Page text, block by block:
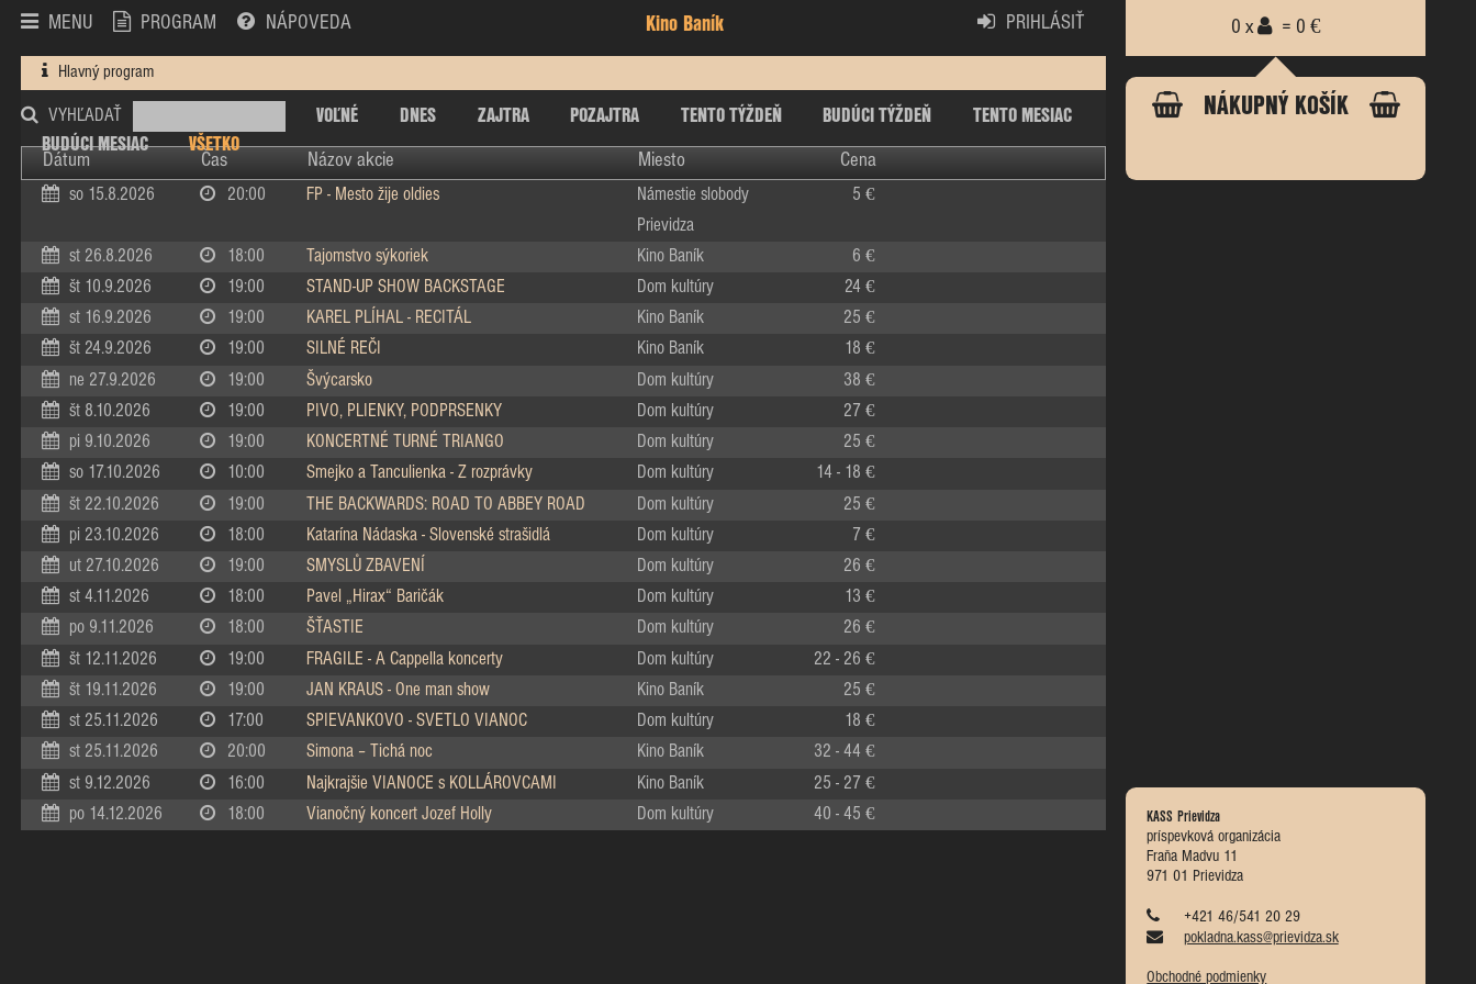
MENU PROGRAM NÁPOVEDA Kino Baník PRIHLÁSIŤ
Hlavný program
VYHĽADAŤ VOĽNÉ DNES ZAJTRA POZAJTRA TENTO TÝŽDEŇ BUDÚCI TÝŽDEŇ
TENTO MESIAC
BUDÚCI MESIAC
VŠETKO
Dátum Čas Názov akcie Miesto Cena
0 x = 0 €
NÁKUPNÝ KOŠÍK
KASS Prievidza
príspevková organizácia
Fraňa Madvu 11
971 01 Prievidza
+421 46/541 20 29
pokladna.kass@prievidza.sk
Obchodné podmienky
so 15.8.2026 20:00 FP - Mesto žije oldies
Námestie slobody
Prievidza
5 €
st 26.8.2026 18:00 Tajomstvo sýkoriek Kino Baník 6 €
št 10.9.2026 19:00 STAND-UP SHOW BACKSTAGE Dom kultúry 24 €
st 16.9.2026 19:00 KAREL PLÍHAL - RECITÁL Kino Baník 25 €
št 24.9.2026 19:00 SILNÉ REČI Kino Baník 18 €
ne 27.9.2026 19:00 Švýcarsko Dom kultúry 38 €
št 8.10.2026 19:00 PIVO, PLIENKY, PODPRSENKY Dom kultúry 27 €
pi 9.10.2026 19:00 KONCERTNÉ TURNÉ TRIANGO Dom kultúry 25 €
so 17.10.2026 10:00 Smejko a Tanculienka - Z rozprávky Dom kultúry 14 - 18 €
št 22.10.2026 19:00 THE BACKWARDS: ROAD TO ABBEY ROAD Dom kultúry 25 €
pi 23.10.2026 18:00 Katarína Nádaska - Slovenské strašidlá Dom kultúry 7 €
ut 27.10.2026 19:00 SMYSLŮ ZBAVENÍ Dom kultúry 26 €
st 4.11.2026 18:00 Pavel „Hirax“ Baričák Dom kultúry 13 €
po 9.11.2026 18:00 ŠŤASTIE Dom kultúry 26 €
št 12.11.2026 19:00 FRAGILE - A Cappella koncerty Dom kultúry 22 - 26 €
št 19.11.2026 19:00 JAN KRAUS - One man show Kino Baník 25 €
st 25.11.2026 17:00 SPIEVANKOVO - SVETLO VIANOC Dom kultúry 18 €
st 25.11.2026 20:00 Simona – Tichá noc Kino Baník 32 - 44 €
st 9.12.2026 16:00 Najkrajšie VIANOCE s KOLLÁROVCAMI Kino Baník 25 - 27 €
po 14.12.2026 18:00 Vianočný koncert Jozef Holly Dom kultúry 40 - 45 €